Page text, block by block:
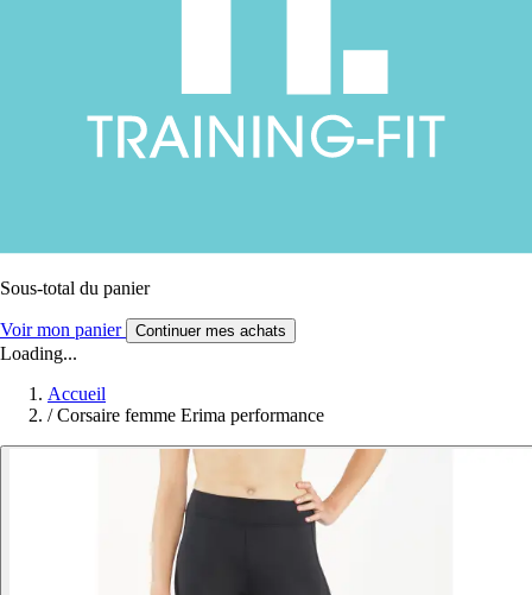
Sous-total du panier
Voir mon panier Continuer mes achats
Loading...
Accueil
/ Corsaire femme Erima performance